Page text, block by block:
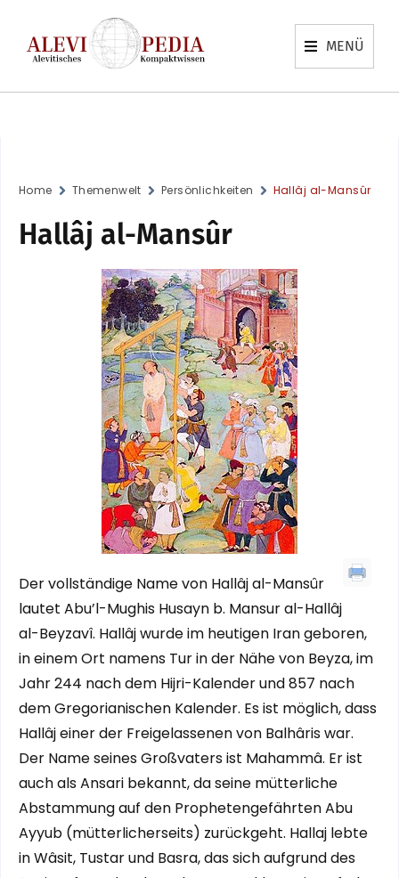
MENÜ
Home Themenwelt Persönlichkeiten Hallâj al-Mansûr
Hallâj al-Mansûr
Der vollständige Name von Hallâj al-Mansûr
lautet Abu’l-Mughis Husayn b. Mansur al-Hallâj
al-Beyzavî. Hallâj wurde im heutigen Iran geboren,
in einem Ort namens Tur in der Nähe von Beyza, im
Jahr 244 nach dem Hijri-Kalender und 857 nach
dem Gregorianischen Kalender. Es ist möglich, dass
Hallâj einer der Freigelassenen von Balhâris war.
Der Name seines Großvaters ist Mahammâ. Er ist
auch als Ansari bekannt, da seine mütterliche
Abstammung auf den Prophetengefährten Abu
Ayyub (mütterlicherseits) zurückgeht. Hallaj lebte
in Wâsit, Tustar und Basra, das sich aufgrund des